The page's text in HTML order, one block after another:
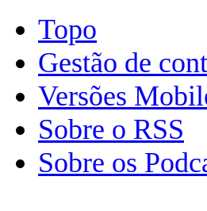
Topo
Gestão de
Versões
Sobre o RSS
Sobre os